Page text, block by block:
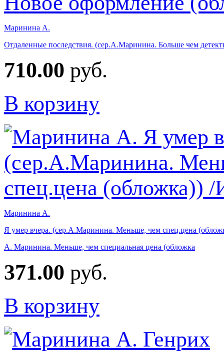
Маринина А.
Отдаленные последствия. (сер.А.Маринина. Больше чем
710.00 руб.
В корзину
Маринина А.
Я умер вчера. (сер.А.Маринина. Меньше, чем спец.цена
А. Маринина. Меньше, чем специальная цена (обложка
371.00 руб.
В корзину